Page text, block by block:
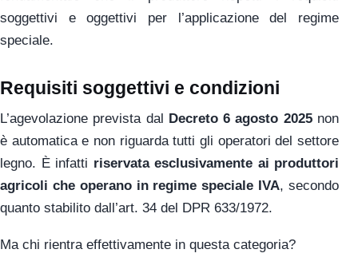
soggettivi e oggettivi per l’applicazione del regime
speciale.
Requisiti soggettivi e condizioni
L’agevolazione prevista dal Decreto 6 agosto 2025non
è automatica e non riguarda tutti gli operatori del settore
legno. È infatti riservata esclusivamente ai produttori
agricoli che operano in regime speciale IVA, secondo
quanto stabilito dall’art. 34 del DPR 633/1972.
Ma chi rientra effettivamente in questa categoria?